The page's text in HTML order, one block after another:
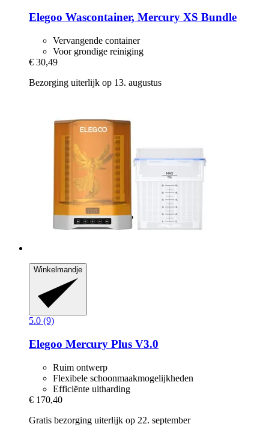
Elegoo Wascontainer, Mercury XS Bundle
Vervangende container
Voor grondige reiniging
€ 30,49
Bezorging uiterlijk op 13. augustus
Winkelmandje
5.0 (9)
Elegoo Mercury Plus V3.0
Ruim ontwerp
Flexibele schoonmaakmogelijkheden
Efficiënte uitharding
€ 170,40
Gratis bezorging uiterlijk op 22. september